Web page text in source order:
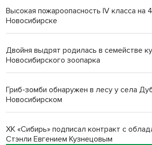
Высокая пожароопасность IV класса на
Новосибирске
Двойня выдрят родилась в семействе
Новосибирского зоопарка
Гриб-зомби обнаружен в лесу у села
Новосибирском
ХК «Сибирь» подписал контракт с
Стэнли Евгением Кузнецовым